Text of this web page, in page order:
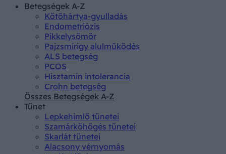
Betegségek A-Z
Kötőhártya-gyulladás
Endometriózis
Pikkelysömör
Pajzsmirigy alulműködés
ALS betegség
PCOS
Hisztamin intolerancia
Crohn betegség
Összes Betegségek A-Z
Tünet
Lepkehimlő tünetei
Szamárköhögés tünetei
Skarlát tünetei
Alacsony vérnyomás